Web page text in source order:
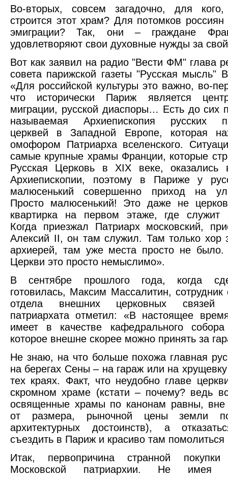
Во-вторых, совсем загадочно, для кого,
строится этот храм? Для потомков
эмиграции? Так, они – граждане
удовлетворяют свои духовные нужды за свой
Вот как заявил на радио "Вести ФМ" глава
совета парижской газеты "Русская мысль"
«Для российской культуры это важно, во-
что исторически Париж является
миграции, русской диаспоры… Есть до сих
называемая Архиепископия русских
церквей в Западной Европе, которая
омофором Патриарха вселенского.
самые крупные храмы Франции, которые
Русская Церковь в XIX веке, оказались
Архиепископии, поэтому в Париже у
малюсенький совершенно приход на
Просто малюсенький! Это даже не
квартирка на первом этаже, где служит
Когда приезжал Патриарх московский,
Алексий II, он там служил. Там только хор
архиерей, там уже места просто не было.
Церкви это просто немыслимо».
В сентябре прошлого года, когда
готовилась, Максим Массалитин, сотрудник
отдела внешних церковных связей
патриархата отметил: «В настоящее
имеет в качестве кафедрального
которое внешне скорее можно принять за
Не знаю, на что больше похожа главная
на берегах Сены – на гараж или на
тех краях. Факт, что неудобно главе
скромном храме (кстати – почему? ведь
освященные храмы по канонам равны, вне
от размера, рыночной цены земли
архитектурных достоинств), а
съездить в Париж и красиво там помолиться
Итак, первопричина странной
Московской патриархии. Не имея